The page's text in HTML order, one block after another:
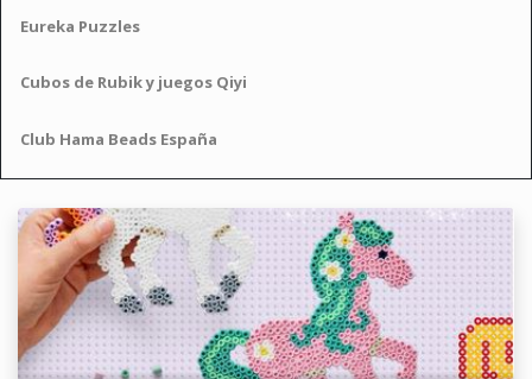
Eureka Puzzles
Cubos de Rubik y juegos Qiyi
Club Hama Beads España